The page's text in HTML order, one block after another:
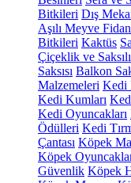
Bitkileri Dış
Aşılı Meyve
Bitkileri Kaktüs
Çiçeklik ve
Saksısı Balkon
Malzemeleri Kedi
Kedi Kumları
Kedi Oyuncakları
Ödülleri Kedi
Çantası Köpek
Köpek
Güvenlik Köpek